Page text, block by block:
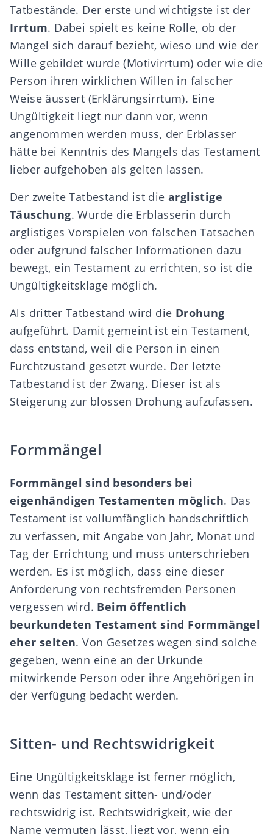
Tatbestände. Der erste und wichtigste ist der
Irrtum. Dabei spielt es keine Rolle, ob der
Mangel sich darauf bezieht, wieso und wie der
Wille gebildet wurde (Motivirrtum) oder wie die
Person ihren wirklichen Willen in falscher
Weise äussert (Erklärungsirrtum). Eine
Ungültigkeit liegt nur dann vor, wenn
angenommen werden muss, der Erblasser
hätte bei Kenntnis des Mangels das Testament
lieber aufgehoben als gelten lassen.
Der zweite Tatbestand ist die arglistige
Täuschung. Wurde die Erblasserin durch
arglistiges Vorspielen von falschen Tatsachen
oder aufgrund falscher Informationen dazu
bewegt, ein Testament zu errichten, so ist die
Ungültigkeitsklage möglich.
Als dritter Tatbestand wird die Drohung
aufgeführt. Damit gemeint ist ein Testament,
dass entstand, weil die Person in einen
Furchtzustand gesetzt wurde. Der letzte
Tatbestand ist der Zwang. Dieser ist als
Steigerung zur blossen Drohung aufzufassen.
Formmängel
Formmängel sind besonders bei
eigenhändigen Testamenten möglich. Das
Testament ist vollumfänglich handschriftlich
zu verfassen, mit Angabe von Jahr, Monat und
Tag der Errichtung und muss unterschrieben
werden. Es ist möglich, dass eine dieser
Anforderung von rechtsfremden Personen
vergessen wird. Beim öffentlich
beurkundeten Testament sind Formmängel
eher selten. Von Gesetzes wegen sind solche
gegeben, wenn eine an der Urkunde
mitwirkende Person oder ihre Angehörigen in
der Verfügung bedacht werden.
Sitten- und Rechtswidrigkeit
Eine Ungültigkeitsklage ist ferner möglich,
wenn das Testament sitten- und/oder
rechtswidrig ist. Rechtswidrigkeit, wie der
Name vermuten lässt, liegt vor, wenn ein